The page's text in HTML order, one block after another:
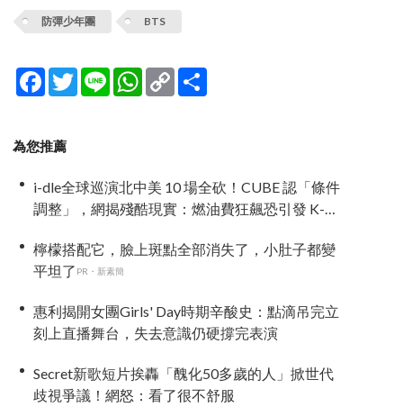
防彈少年團 BTS
Facebook
TwitterLine WhatsApp
Copy
Link
為您推薦
i-dle全球巡演北中美 10 場全砍！CUBE 認「條件
調整」，網揭殘酷現實：燃油費狂飆恐引發 K-
檸檬搭配它，臉上斑點全部消失了，小肚子都變
平坦了 PR・新素簡
惠利揭開女團Girls' Day時期辛酸史：點滴吊完立
刻上直播舞台，失去意識仍硬撐完表演
Secret新歌短片挨轟「醜化50多歲的人」掀世代
歧視爭議！網怒：看了很不舒服